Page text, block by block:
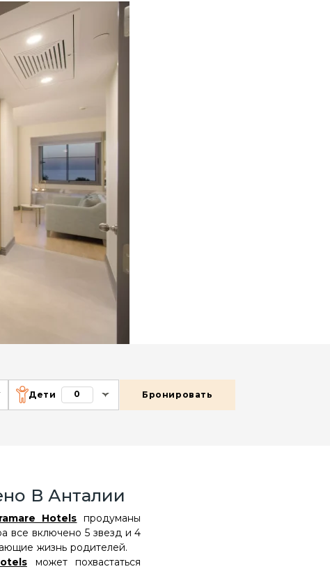
Дети 0 Бронировать
В Анталии
Hotels продуманы
все включено 5 звезд и 4
жизнь родителей.
может похвастаться